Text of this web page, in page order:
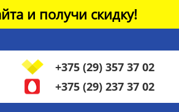
и получи скидку!
+375 (29) 357 37 02
+375 (29) 237 37 02